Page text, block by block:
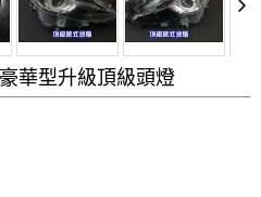
華型升級頂級頭燈